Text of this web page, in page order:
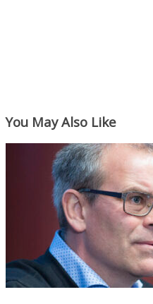
You May Also Like